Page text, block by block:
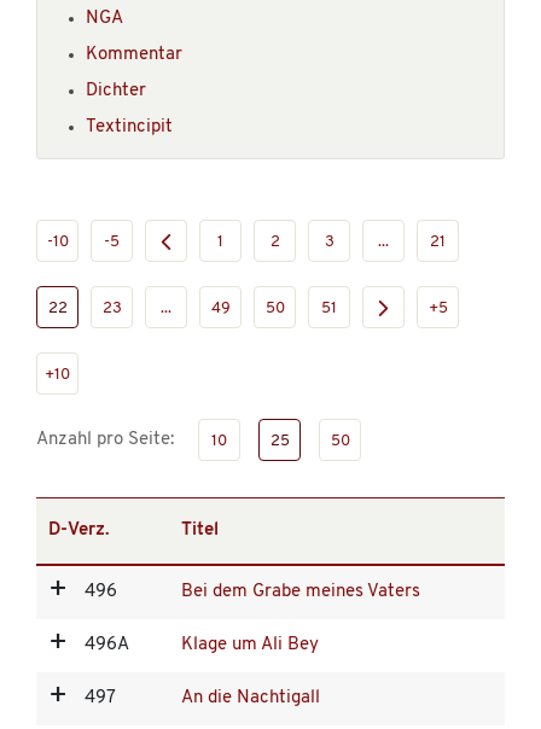
NGA
Kommentar
Dichter
Textincipit
-10 -5 1 2 3 ... 21
22 23 ... 49 50 51 +5
+10
Anzahl pro Seite: 10 25 50
D-Verz. Titel
496 Bei dem Grabe meines Vaters
496A Klage um Ali Bey
497 An die Nachtigall